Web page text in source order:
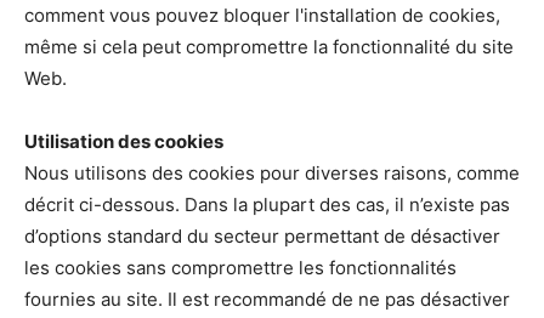
comment vous pouvez bloquer l'installation de cookies,
même si cela peut compromettre la fonctionnalité du site
Web.
Utilisation des cookies
Nous utilisons des cookies pour diverses raisons, comme
décrit ci-dessous. Dans la plupart des cas, il n’existe pas
d’options standard du secteur permettant de désactiver
les cookies sans compromettre les fonctionnalités
fournies au site. Il est recommandé de ne pas désactiver